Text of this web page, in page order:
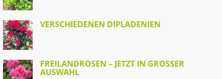
VERSCHIEDENEN DIPLADENIEN
FREILANDROSEN – JETZT IN GROSSER A
USWAHL